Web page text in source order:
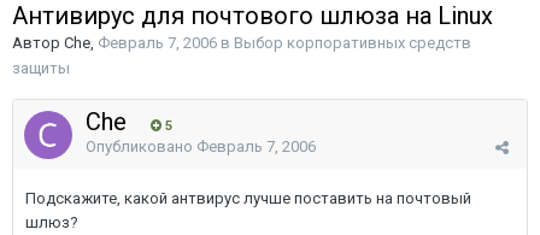
Антивирус для почтового шлюза на Linux
Автор Che, Февраль 7, 2006 в Выбор корпоративных средств
защиты
Che 5
Опубликовано Февраль 7, 2006
Подскажите, какой антвирус лучше поставить на почтовый
шлюз?